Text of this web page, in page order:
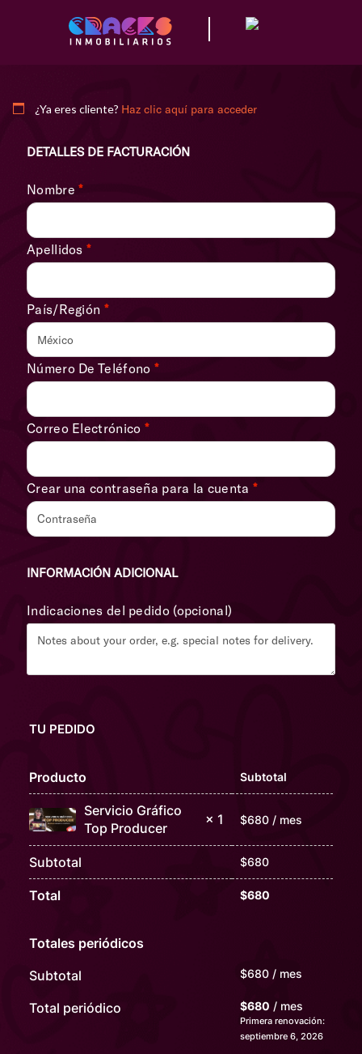
¿Ya eres cliente? Haz clic aquí para acceder
DETALLES DE FACTURACIÓN
Nombre*
Apellidos *
País/Región *
México
Número De Teléfono *
Correo Electrónico *
Crear una contraseña para la cuenta *
INFORMACIÓN ADICIONAL
Indicaciones del pedido (opcional)
TU PEDIDO
Producto Subtotal
Servicio Gráfico
Top Producer
× 1 $680 / mes
Subtotal $680
Total $680
Totales periódicos
Subtotal
$680 / mes
Total periódico $680 / mes
Primera renovación:
septiembre 6, 2026